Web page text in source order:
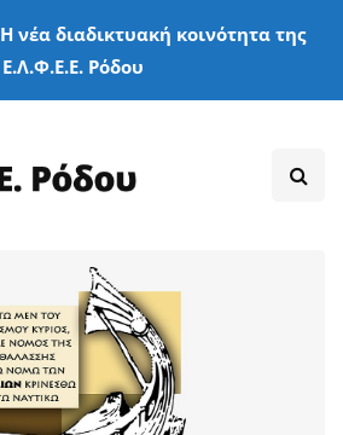
Η νέα διαδικτυακή κοινότητα της
Ε.Λ.Φ.Ε.Ε. Ρόδου